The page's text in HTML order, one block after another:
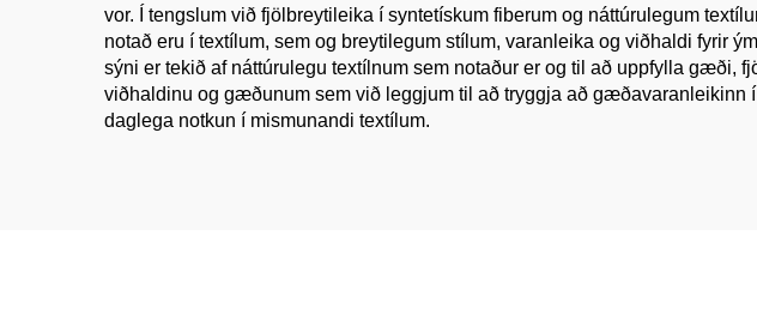
vor. Í tengslum við fjölbreytileika í syntetískum fiberum og náttúrulegum
notað eru í textílum, sem og breytilegum stílum, varanleika og viðhaldi fyrir
sýni er tekið af náttúrulegu textílnum sem notaður er og til að uppfylla
viðhaldinu og gæðunum sem við leggjum til að tryggja að gæðavaranleikinn
daglega notkun í mismunandi textílum.